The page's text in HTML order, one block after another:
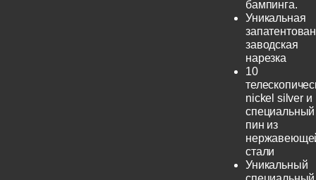
бампинга.
Уникальная
заводская
нарезка
10
nickel silver и
специальный
пин из
стали
Уникальный